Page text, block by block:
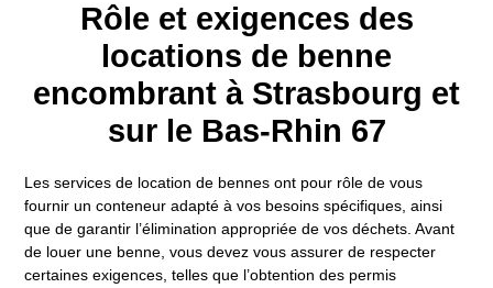
Rôle et exigences des
locations de benne
encombrant à Strasbourg et
sur le Bas-Rhin 67
Les services de location de bennes ont pour rôle de vous
fournir un conteneur adapté à vos besoins spécifiques, ainsi
que de garantir l’élimination appropriée de vos déchets. Avant
de louer une benne, vous devez vous assurer de respecter
certaines exigences, telles que l’obtention des permis